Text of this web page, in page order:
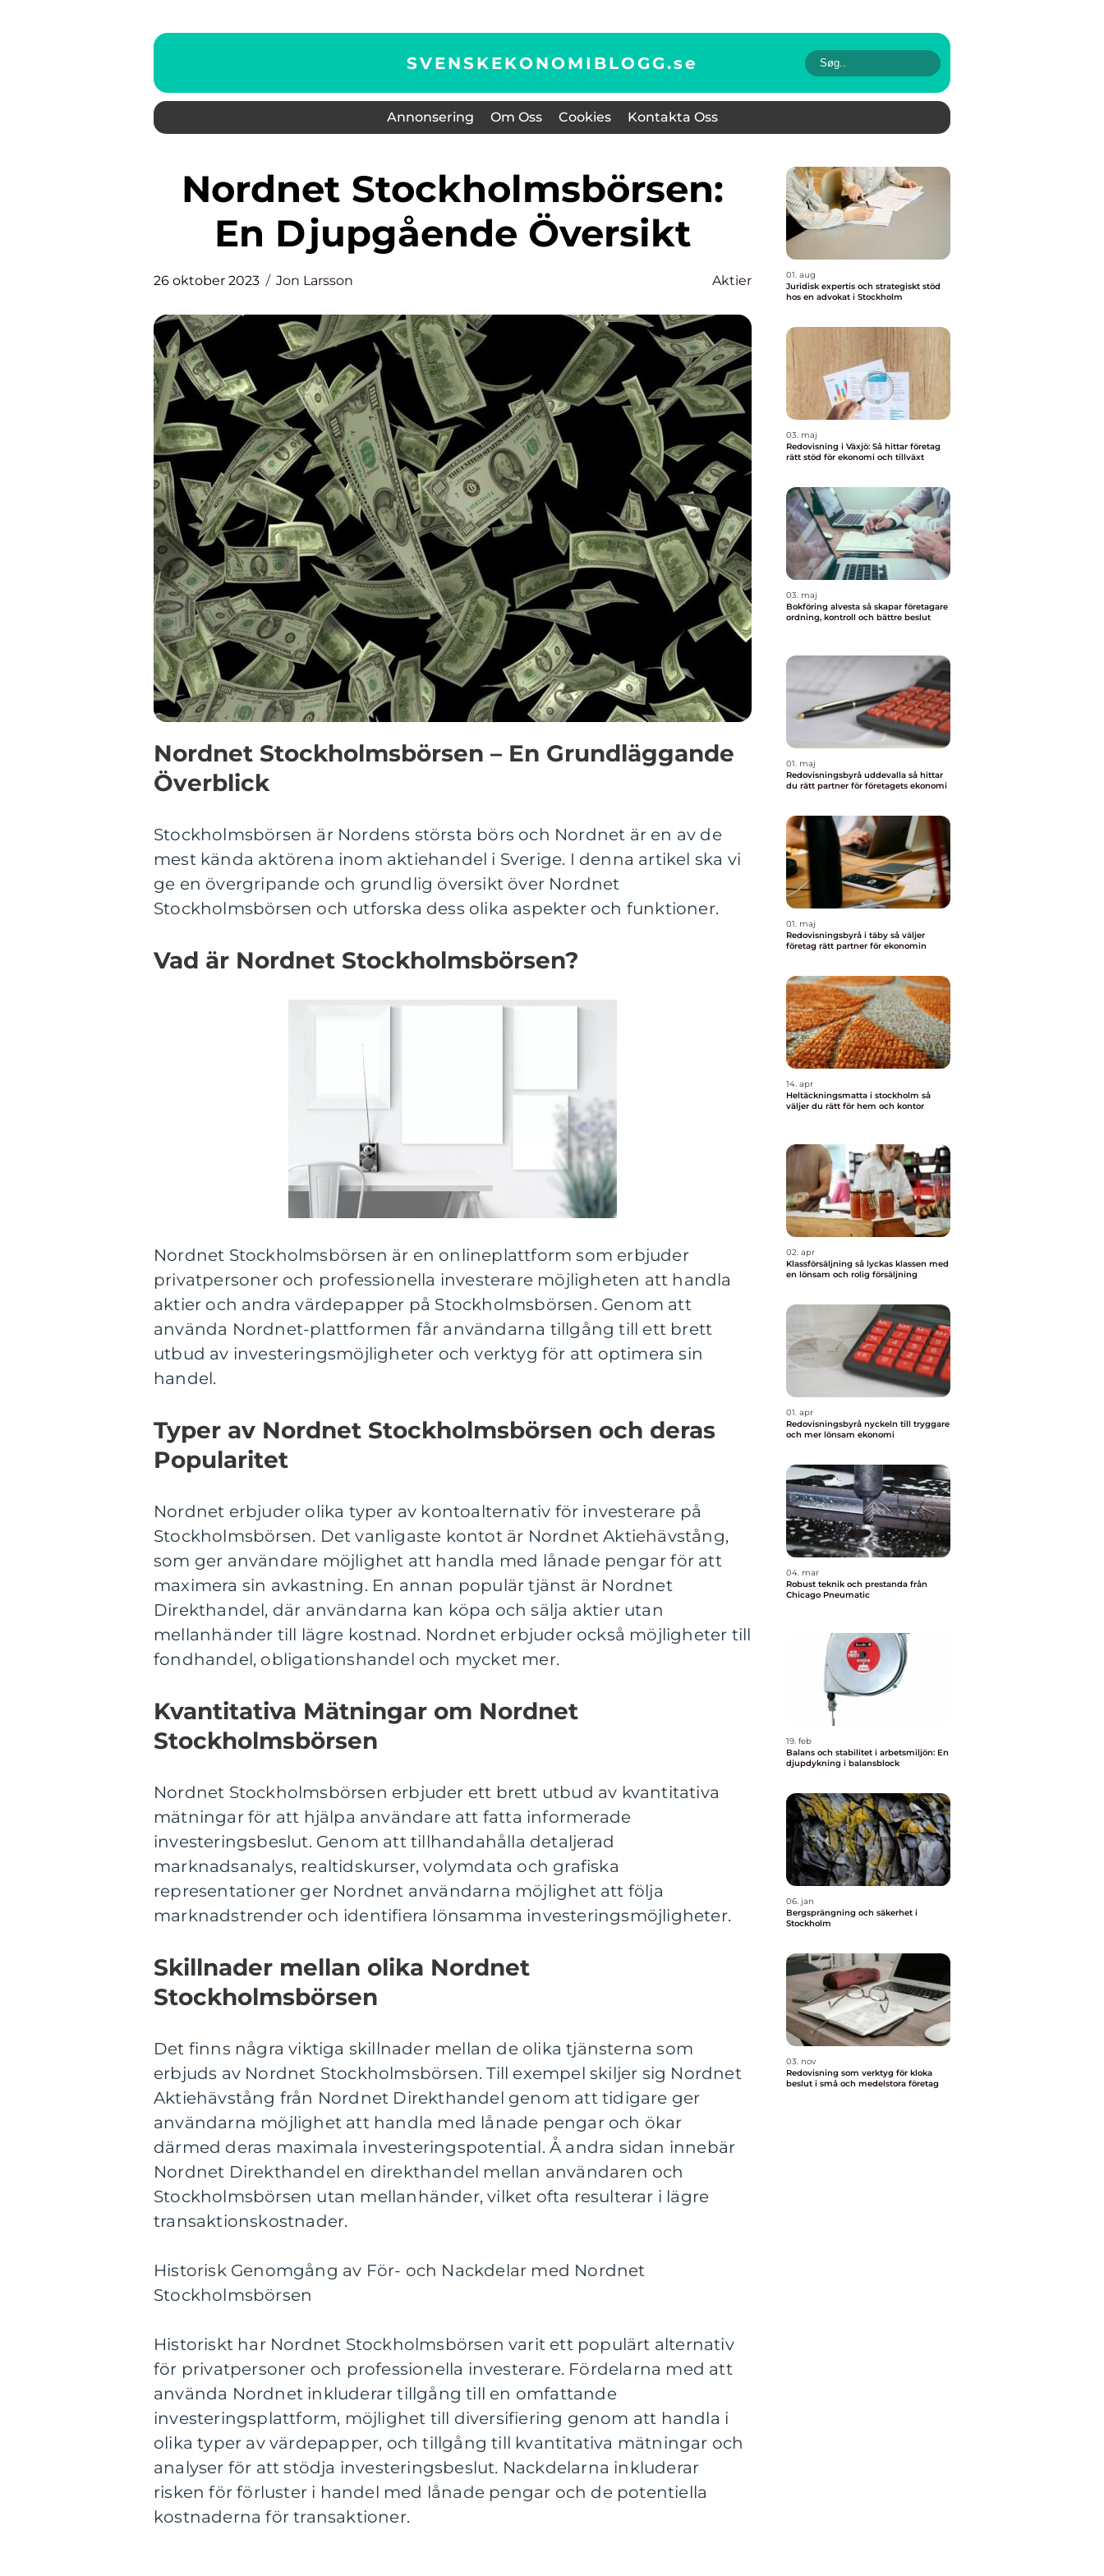
SVENSKEKONOMIBLOGG.se
Annonsering Om Oss Cookies Kontakta Oss
Nordnet Stockholmsbörsen:
En Djupgående Översikt
26 oktober 2023 Jon Larsson Aktier
Nordnet Stockholmsbörsen – En Grundläggande
Överblick
Stockholmsbörsen är Nordens största börs och Nordnet är en av de
mest kända aktörena inom aktiehandel i Sverige. I denna artikel ska vi
ge en övergripande och grundlig översikt över Nordnet
Stockholmsbörsen och utforska dess olika aspekter och funktioner.
Vad är Nordnet Stockholmsbörsen?
Nordnet Stockholmsbörsen är en onlineplattform som erbjuder
privatpersoner och professionella investerare möjligheten att handla
aktier och andra värdepapper på Stockholmsbörsen. Genom att
använda Nordnet-plattformen får användarna tillgång till ett brett
utbud av investeringsmöjligheter och verktyg för att optimera sin
handel.
Typer av Nordnet Stockholmsbörsen och deras
Popularitet
Nordnet erbjuder olika typer av kontoalternativ för investerare på
Stockholmsbörsen. Det vanligaste kontot är Nordnet Aktiehävstång,
som ger användare möjlighet att handla med lånade pengar för att
maximera sin avkastning. En annan populär tjänst är Nordnet
Direkthandel, där användarna kan köpa och sälja aktier utan
mellanhänder till lägre kostnad. Nordnet erbjuder också möjligheter till
fondhandel, obligationshandel och mycket mer.
Kvantitativa Mätningar om Nordnet
Stockholmsbörsen
Nordnet Stockholmsbörsen erbjuder ett brett utbud av kvantitativa
mätningar för att hjälpa användare att fatta informerade
investeringsbeslut. Genom att tillhandahålla detaljerad
marknadsanalys, realtidskurser, volymdata och grafiska
representationer ger Nordnet användarna möjlighet att följa
marknadstrender och identifiera lönsamma investeringsmöjligheter.
Skillnader mellan olika Nordnet
Stockholmsbörsen
Det finns några viktiga skillnader mellan de olika tjänsterna som
erbjuds av Nordnet Stockholmsbörsen. Till exempel skiljer sig Nordnet
Aktiehävstång från Nordnet Direkthandel genom att tidigare ger
användarna möjlighet att handla med lånade pengar och ökar
därmed deras maximala investeringspotential. Å andra sidan innebär
Nordnet Direkthandel en direkthandel mellan användaren och
Stockholmsbörsen utan mellanhänder, vilket ofta resulterar i lägre
transaktionskostnader.
Historisk Genomgång av För- och Nackdelar med Nordnet
Stockholmsbörsen
Historiskt har Nordnet Stockholmsbörsen varit ett populärt alternativ
för privatpersoner och professionella investerare. Fördelarna med att
använda Nordnet inkluderar tillgång till en omfattande
investeringsplattform, möjlighet till diversifiering genom att handla i
olika typer av värdepapper, och tillgång till kvantitativa mätningar och
analyser för att stödja investeringsbeslut. Nackdelarna inkluderar
risken för förluster i handel med lånade pengar och de potentiella
kostnaderna för transaktioner.
01. aug
Juridisk expertis och strategiskt stöd
hos en advokat i Stockholm
03. maj
Redovisning i Växjö: Så hittar företag
rätt stöd för ekonomi och tillväxt
03. maj
Bokföring alvesta så skapar företagare
ordning, kontroll och bättre beslut
01. maj
Redovisningsbyrå uddevalla så hittar
du rätt partner för företagets ekonomi
01. maj
Redovisningsbyrå i täby så väljer
företag rätt partner för ekonomin
14. apr
Heltäckningsmatta i stockholm så
väljer du rätt för hem och kontor
02. apr
Klassförsäljning så lyckas klassen med
en lönsam och rolig försäljning
01. apr
Redovisningsbyrå nyckeln till tryggare
och mer lönsam ekonomi
04. mar
Robust teknik och prestanda från
Chicago Pneumatic
19. feb
Balans och stabilitet i arbetsmiljön: En
djupdykning i balansblock
06. jan
Bergsprängning och säkerhet i
Stockholm
03. nov
Redovisning som verktyg för kloka
beslut i små och medelstora företag